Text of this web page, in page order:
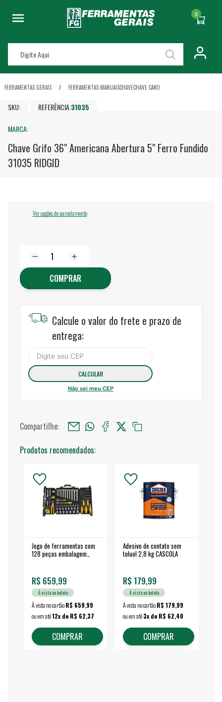
0
FERRAMENTAS GERAIS FERRAMENTAS MANUAISCHAVECHAVE CANO
SKU: REFERÊNCIA:31035
MARCA:
Chave Grifo 36" Americana Abertura 5" Ferro Fundido
31035 RIDGID
Ver opções de parcelamento
COMPRAR
Calcule o valor do frete e prazo de
entrega:
Não sei meu CEP
Compartilhe:
Produtos recomendados:
Jogo de ferramentas com
128 peças embalagem
R$ 659,99
À vista no boleto
À vista no cartãoR$ 659,99
ou em até12x de R$ 62,37
COMPRAR
Adesivo de contato sem
toluol 2,8 kg CASCOLA
R$ 179,99
À vista no boleto
À vista no cartãoR$ 179,99
ou em até3x de R$ 62,40
COMPRAR